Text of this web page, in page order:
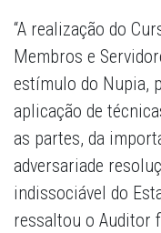
“A realização do
Membros e
estímulo do Nupia,
aplicação de
as partes, da
adversariade
indissociável do
ressaltou o Auditor